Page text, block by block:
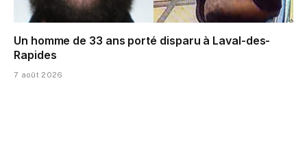
Un homme de 33 ans porté disparu à Laval-des-
Rapides
7 août 2026